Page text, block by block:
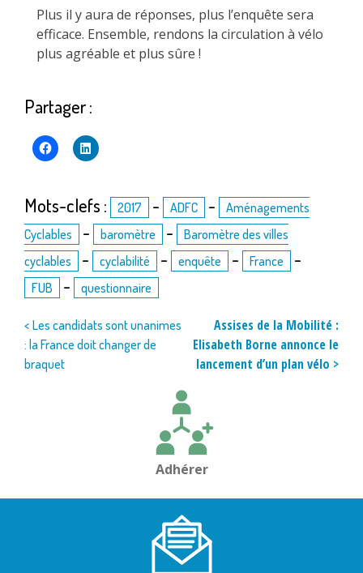
Plus il y aura de réponses, plus l’enquête sera
efficace. Ensemble, rendons la circulation à vélo
plus agréable et plus sûre !
Partager :
Mots-clefs : 2017 - ADFC -
Aménagements
Cyclables
- baromètre -
Baromètre des villes
cyclables
- cyclabilité - enquête - France -
FUB - questionnaire
Navigation
de
< Les candidats sont unanimes
: la France doit changer de
braquet
Assises de la Mobilité :
Elisabeth Borne annonce le
lancement d’un plan vélo >
Adhérer